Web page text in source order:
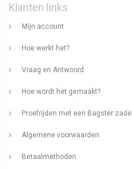
Klanten links
Mijn account
Hoe werkt het?
Vraag en Antwoord
Hoe wordt het gemaakt?
Proefrijden met een Bagster zadel
Algemene voorwaarden
Betaalmethoden